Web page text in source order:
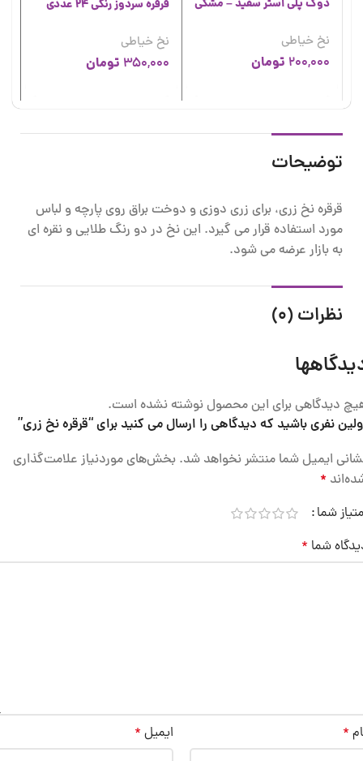
دوک پلی استر سفید – مشکی
نخ خیاطی
200,000 تومان
قرقره سردوز رنگی 24 عددی
نخ خیاطی
350,000 تومان
توضیحات
قرقره نخ زری، برای زری دوزی و دوخت براق روی پارچه و لباس
مورد استفاده قرار می گیرد. این نخ در دو رنگ طلایی و نقره ای
به بازار عرضه می شود.
نظرات (0)
دیدگاهی برای این محصول نوشته نشده است.
نفری باشید که دیدگاهی را ارسال می کنید برای “قرقره نخ زری”
ایمیل شما منتشر نخواهد شد. بخش‌های موردنیاز علامت‌گذاری
*
شما
شما *
* ایمیل *